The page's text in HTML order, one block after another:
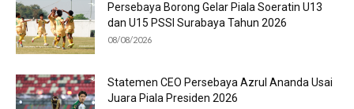
Persebaya Borong Gelar Piala Soeratin U13
dan U15 PSSI Surabaya Tahun 2026
08/08/2026
Statemen CEO Persebaya Azrul Ananda Usai
Juara Piala Presiden 2026